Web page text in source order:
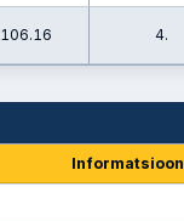
106.16 4.
Informatsioon